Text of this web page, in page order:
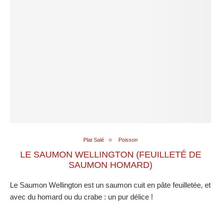
Plat Salé Poisson
LE SAUMON WELLINGTON (FEUILLETÉ DE
SAUMON HOMARD)
Le Saumon Wellington est un saumon cuit en pâte feuilletée, et
avec du homard ou du crabe : un pur délice !